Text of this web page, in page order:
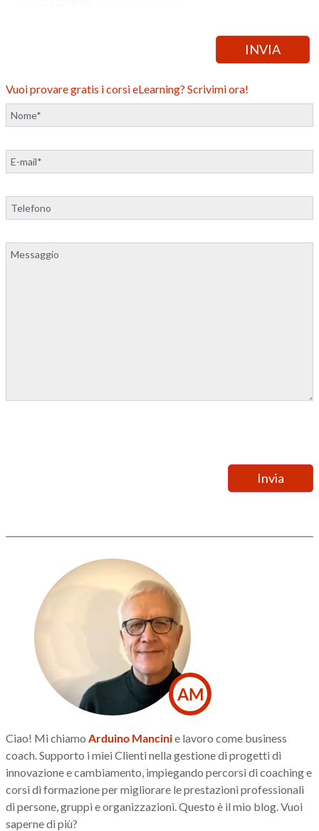
Vuoi provare gratis i corsi eLearning? Scrivimi ora!
AM
Ciao! Mi chiamo Arduino Mancinie lavoro come business
coach. Supporto i miei Clienti nella gestione di progetti di
innovazione e cambiamento, impiegando percorsi di coaching e
corsi di formazione per migliorare le prestazioni professionali
di persone, gruppi e organizzazioni. Questo è il mio blog. Vuoi
saperne di più?